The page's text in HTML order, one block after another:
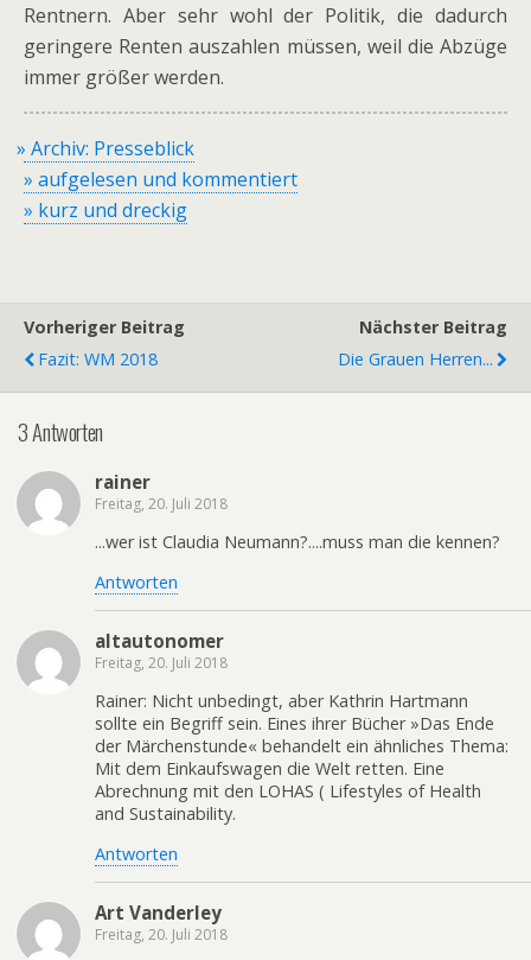
Rentnern. Aber sehr wohl der Politik, die dadurch
geringere Renten auszahlen müssen, weil die Abzüge
immer größer werden.
» Archiv: Presseblick
» aufgelesen und kommentiert
» kurz und dreckig
Vorheriger Beitrag
Fazit: WM 2018
Nächster Beitrag
Die Grauen Herren...
3 Antworten
rainer
Freitag, 20. Juli 2018
...wer ist Claudia Neumann?....muss man die kennen?
Antworten
altautonomer
Freitag, 20. Juli 2018
Rainer: Nicht unbedingt, aber Kathrin Hartmann
sollte ein Begriff sein. Eines ihrer Bücher »Das Ende
der Märchenstunde« behandelt ein ähnliches Thema:
Mit dem Einkaufswagen die Welt retten. Eine
Abrechnung mit den LOHAS ( Lifestyles of Health
and Sustainability.
Antworten
Art Vanderley
Freitag, 20. Juli 2018